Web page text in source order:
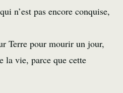
n’est pas encore conquise,
Terre pour mourir un jour,
la vie, parce que cette